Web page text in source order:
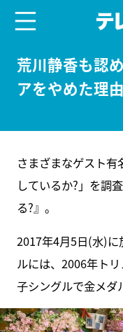
荒川静香も認
アをやめた理
さまざまなゲスト
しているか?」を調
る?』。
2017年4月5日(水)に
ルには、2006年ト
子シングルで金メダ